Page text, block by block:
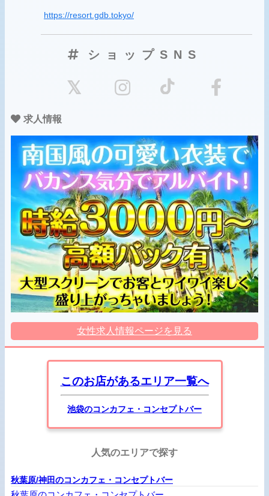
https://resort.gdb.tokyo/
ショップSNS
求人情報
女性求人情報ページを見る
このお店があるエリア一覧へ
池袋のコンカフェ・コンセプトバー
人気のエリアで探す
秋葉原/神田のコンカフェ・コンセプトバー